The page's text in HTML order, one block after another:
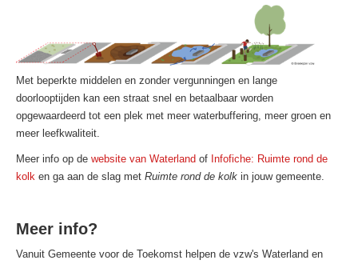
Met beperkte middelen en zonder vergunningen en lange
doorlooptijden kan een straat snel en betaalbaar worden
opgewaardeerd tot een plek met meer waterbuffering, meer groen en
meer leefkwaliteit.
Meer info op de website van Waterland of Infofiche: Ruimte rond de
kolk en ga aan de slag met Ruimte rond de kolk in jouw gemeente.
Meer info?
Vanuit Gemeente voor de Toekomst helpen de vzw's Waterland en